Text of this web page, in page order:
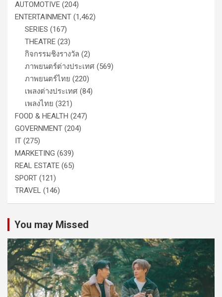
AUTOMOTIVE (204)
ENTERTAINMENT (1,462)
SERIES (167)
THEATRE (23)
กิจกรรมชิงรางวัล (2)
ภาพยนตร์ต่างประเทศ (569)
ภาพยนตร์ไทย (220)
เพลงต่างประเทศ (84)
เพลงไทย (321)
FOOD & HEALTH (247)
GOVERNMENT (204)
IT (275)
MARKETING (639)
REAL ESTATE (65)
SPORT (121)
TRAVEL (146)
You may Missed